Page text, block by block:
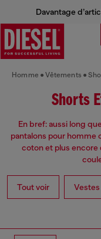
Davantage
Homme Vêtements
Shorts
En bref: aussi long
pantalons pour homme
coton et plus encore
Tout voir Vestes